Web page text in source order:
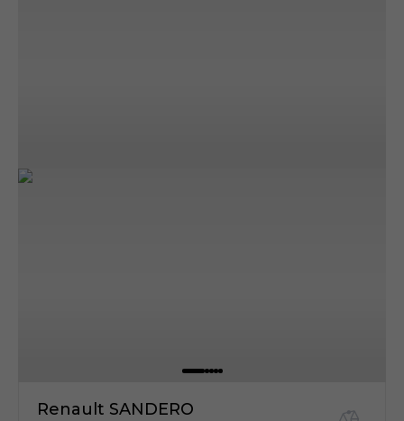
Renault SANDERO